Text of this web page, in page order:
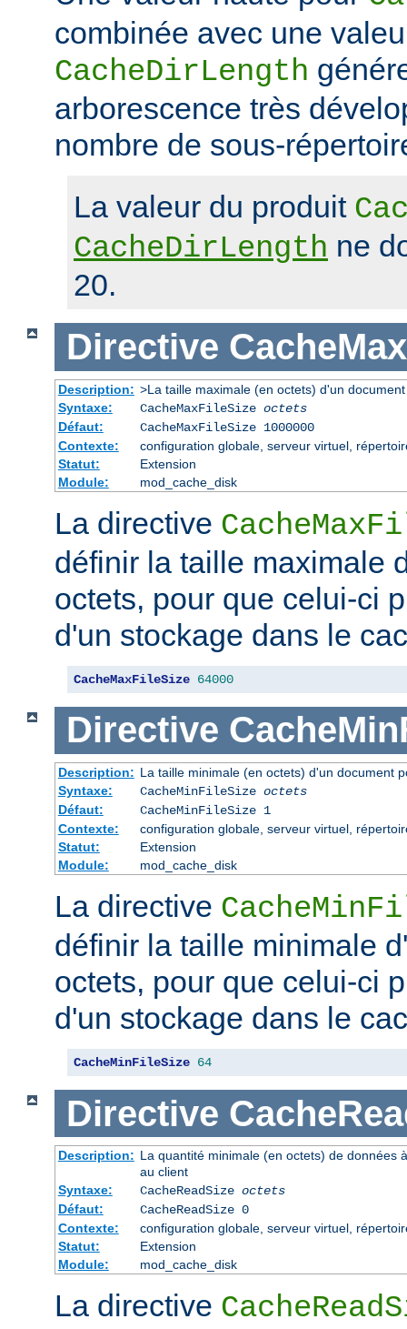
combinée avec une
CacheDirLength
arborescence très
nombre de sous-
La valeur du produit
CacheDirLength ne
20.
Directive
Description: >La taille maximale (en octets) d'un
Syntaxe:
CacheMaxFileSize octets
Défaut:
CacheMaxFileSize 1000000
Contexte:
configuration globale, serveur virtuel,
Statut:
Extension
Module:
mod_cache_disk
La directive
définir la taille maximale
octets, pour que celui-ci
d'un stockage dans le
CacheMaxFileSize 64000
Directive
Description: La taille minimale (en octets) d'un document
Syntaxe:
CacheMinFileSize octets
Défaut:
CacheMinFileSize 1
Contexte:
configuration globale, serveur virtuel,
Statut:
Extension
Module:
mod_cache_disk
La directive
définir la taille minimale
octets, pour que celui-ci
d'un stockage dans le
CacheMinFileSize 64
Directive
Description: La quantité minimale (en octets) de données
au client
Syntaxe:
CacheReadSize octets
Défaut:
CacheReadSize 0
Contexte:
configuration globale, serveur virtuel,
Statut:
Extension
Module:
mod_cache_disk
La directive